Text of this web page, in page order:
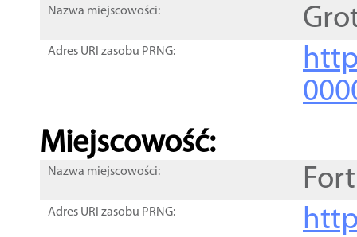
Nazwa miejscowości:
Adres URI zasobu PRNG:
Miejscowość:
Nazwa miejscowości:
Adres URI zasobu PRNG: